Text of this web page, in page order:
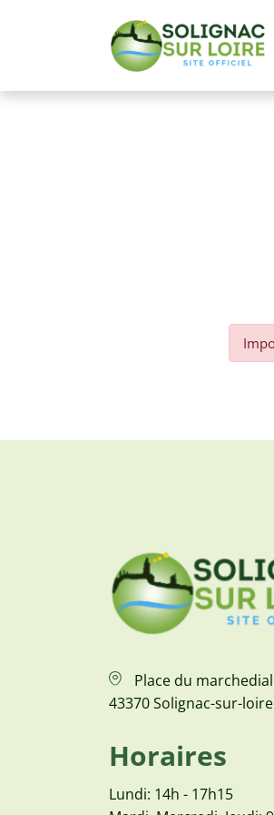
Place du marchedial
43370 Solignac-sur-loire
Horaires
Lundi: 14h - 17h15